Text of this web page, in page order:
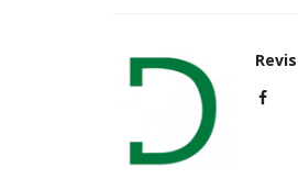
Revista Descla